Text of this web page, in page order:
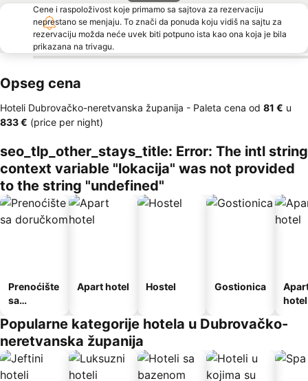
Cene i raspoloživost koje primamo sa sajtova za rezervaciju
neprestano se menjaju. To znači da ponuda koju vidiš na sajtu za
rezervaciju možda neće uvek biti potpuno ista kao ona koja je bila
prikazana na trivagu.
Opseg cena
Hoteli Dubrovačko-neretvanska županija - Paleta cena od ‎81 € u
‎833 € (price per night)
seo_tlp_other_stays_title: Error: The intl string
context variable "lokacija" was not provided
to the string "undefined"
Prenoćište
sa
Apart hotel Hostel Gostionica
hotel
Popularne kategorije hotela u Dubrovačko-
neretvanska županija